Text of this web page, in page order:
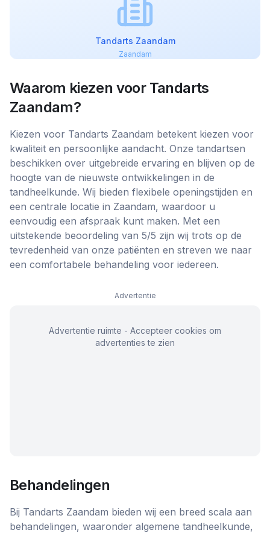
Tandarts Zaandam
Zaandam
Waarom kiezen voor Tandarts
Zaandam?
Kiezen voor Tandarts Zaandam betekent kiezen voor
kwaliteit en persoonlijke aandacht. Onze tandartsen
beschikken over uitgebreide ervaring en blijven op de
hoogte van de nieuwste ontwikkelingen in de
tandheelkunde. Wij bieden flexibele openingstijden en
een centrale locatie in Zaandam, waardoor u
eenvoudig een afspraak kunt maken. Met een
uitstekende beoordeling van 5/5 zijn wij trots op de
tevredenheid van onze patiënten en streven we naar
een comfortabele behandeling voor iedereen.
Advertentie
Advertentie ruimte - Accepteer cookies om
advertenties te zien
Behandelingen
Bij Tandarts Zaandam bieden wij een breed scala aan
behandelingen, waaronder algemene tandheelkunde,